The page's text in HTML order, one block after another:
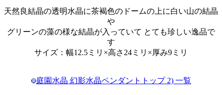
天然良結晶の透明水晶に茶褐色のドームの上に白い山の結晶
や
グリーンの藻の様な結晶が入っていて とても珍しい逸品で
す
サイズ：幅12.5ミリ×高さ24ミリ×厚み9ミリ
庭園水晶 幻影水晶ペンダントトップ 2) 一覧